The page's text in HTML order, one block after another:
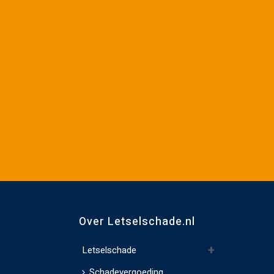
Over Letselschade.nl
Letselschade